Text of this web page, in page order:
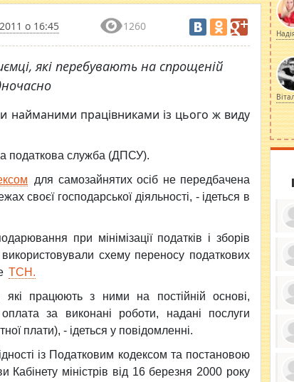
о 16:45 1260
які перебувають на спрощеній
найманими працівниками із цього ж виду
податкова служба (ДПСУ).
для самозайнятих осіб не передбачена
своєї господарської діяльності, - ідеться в
при мінімізації податків і зборів
схему переносу податкових
ТСН.
працюють з ними на постійній основі,
за виконані роботи, надані послуги
плати), - ідеться у повідомленні.
із Податковим кодексом та постановою
міністрів від 16 березня 2000 року